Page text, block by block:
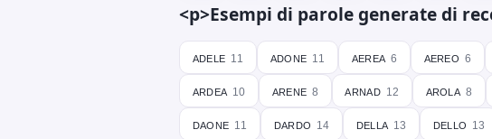
<p>Esempi di parole generate di
adele 11 adone 11 aerea 6 aereo 6
ardea 10 arene 8 arnad 12 arola 8
daone 11 dardo 14 della 13 dello 13